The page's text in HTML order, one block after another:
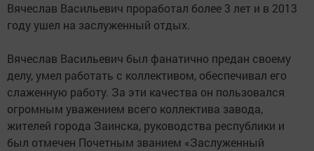
Вячеслав Васильевич проработал более 3 лет и в 2013
году ушел на заслуженный отдых.
Вячеслав Васильевич был фанатично предан своему
делу, умел работать с коллективом, обеспечивал его
слаженную работу. За эти качества он пользовался
огромным уважением всего коллектива завода,
жителей города Заинска, руководства республики и
был отмечен Почетным званием «Заслуженный